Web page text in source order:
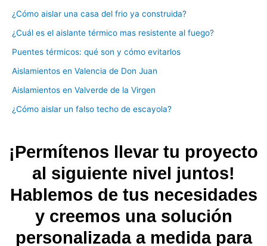
¿Cómo aislar una casa del frio ya construida?
¿Cuál es el aislante térmico mas resistente al fuego?
Puentes térmicos: qué son y cómo evitarlos
Aislamientos en Valencia de Don Juan
Aislamientos en Valverde de la Virgen
¿Cómo aislar un falso techo de escayola?
¡Permítenos llevar tu proyecto
al siguiente nivel juntos!
Hablemos de tus necesidades
y creemos una solución
personalizada a medida para